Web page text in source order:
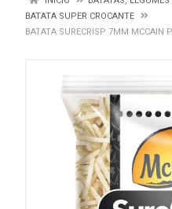
BATATA SUPER CROCANTE
BATATA SURECRISP 7MM MCCAIN